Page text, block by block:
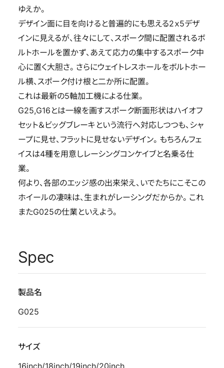
ゆえか。
デザイン面に目を向けると普遍的にも思える2ｘ5デザ
インに見えるが、往々にして、スポーク間に配置されるボ
ルトホールを置かず、あえて応力の集中するスポーク中
心に置く大胆さ。さらにウェイトレスホールをボルトホー
ル横、スポーク付け根と二か所に配置。
これは最新の5軸加工機による仕業。
G25,G16とは一線を画すスポーク断面形状はハイオフ
セット＆ビッグブレーキという流行へ対応しつつも、シャ
ープに見せ、フラットに見せないデザイン。もちろんフェ
イスは4種を用意しレーシングコンケイブと名乗る仕
業。
何より、各部のエッジ感の出来栄え、いでたちにこそこの
ホイールの凄味は、生まれがレーシングだからか。これ
またG025の仕業といえよう。
Spec
製品名
G025
サイズ